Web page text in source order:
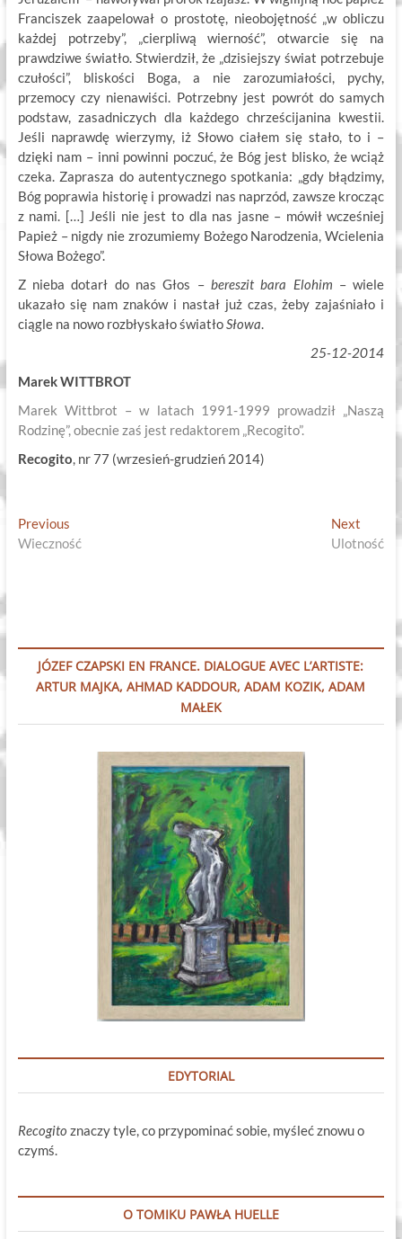
Franciszek zaapelował o prostotę, nieobojętność „w obliczu
każdej potrzeby”, „cierpliwą wierność”, otwarcie się na
prawdziwe światło. Stwierdził, że „dzisiejszy świat potrzebuje
czułości”, bliskości Boga, a nie zarozumiałości, pychy,
przemocy czy nienawiści. Potrzebny jest powrót do samych
podstaw, zasadniczych dla każdego chrześcijanina kwestii.
Jeśli naprawdę wierzymy, iż Słowo ciałem się stało, to i –
dzięki nam – inni powinni poczuć, że Bóg jest blisko, że wciąż
czeka. Zaprasza do autentycznego spotkania: „gdy błądzimy,
Bóg poprawia historię i prowadzi nas naprzód, zawsze krocząc
z nami. […] Jeśli nie jest to dla nas jasne – mówił wcześniej
Papież – nigdy nie zrozumiemy Bożego Narodzenia, Wcielenia
Słowa Bożego”.
Z nieba dotarł do nas Głos – bereszit bara Elohim – wiele
ukazało się nam znaków i nastał już czas, żeby zajaśniało i
ciągle na nowo rozbłyskało światłoSłowa.
25-12-2014
Marek WITTBROT
Marek Wittbrot – w latach 1991-1999 prowadził „Naszą
Rodzinę”, obecnie zaś jest redaktorem „Recogito”.
Recogito, nr 77 (wrzesień-grudzień 2014)
Nawigacja
wpisu
PreviousPrevious
post:
Wieczność
Next
post:
Ulotność
JÓZEF CZAPSKI EN FRANCE. DIALOGUE AVEC L’ARTISTE:
ARTUR MAJKA, AHMAD KADDOUR, ADAM KOZIK, ADAM
MAŁEK
EDYTORIAL
Recogito znaczy tyle, co przypominać sobie, myśleć znowu o
czymś.
O TOMIKU PAWŁA HUELLE